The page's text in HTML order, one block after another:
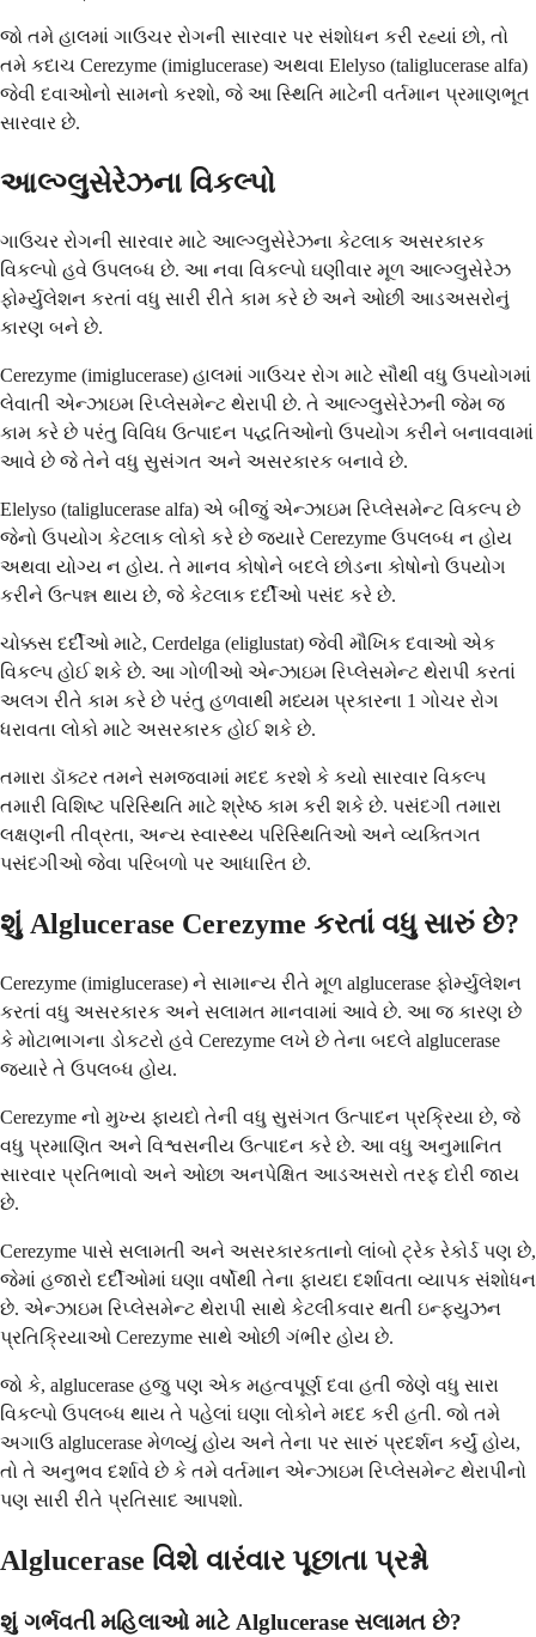
જો તમે હાલમાં ગાઉચર રોગની સારવાર પર સંશોધન કરી રહ્યાં છો, તો
તમે કદાચ Cerezyme (imiglucerase) અથવા Elelyso (taliglucerase alfa)
જેવી દવાઓનો સામનો કરશો, જે આ સ્થિતિ માટેની વર્તમાન પ્રમાણભૂત
સારવાર છે.
આલ્ગ્લુસેરેઝના વિકલ્પો
ગાઉચર રોગની સારવાર માટે આલ્ગ્લુસેરેઝના કેટલાક અસરકારક
વિકલ્પો હવે ઉપલબ્ધ છે. આ નવા વિકલ્પો ઘણીવાર મૂળ આલ્ગ્લુસેરેઝ
ફોર્મ્યુલેશન કરતાં વધુ સારી રીતે કામ કરે છે અને ઓછી આડઅસરોનું
કારણ બને છે.
Cerezyme (imiglucerase) હાલમાં ગાઉચર રોગ માટે સૌથી વધુ ઉપયોગમાં
લેવાતી એન્ઝાઇમ રિપ્લેસમેન્ટ થેરાપી છે. તે આલ્ગ્લુસેરેઝની જેમ જ
કામ કરે છે પરંતુ વિવિધ ઉત્પાદન પદ્ધતિઓનો ઉપયોગ કરીને બનાવવામાં
આવે છે જે તેને વધુ સુસંગત અને અસરકારક બનાવે છે.
Elelyso (taliglucerase alfa) એ બીજું એન્ઝાઇમ રિપ્લેસમેન્ટ વિકલ્પ છે
જેનો ઉપયોગ કેટલાક લોકો કરે છે જ્યારે Cerezyme ઉપલબ્ધ ન હોય
અથવા યોગ્ય ન હોય. તે માનવ કોષોને બદલે છોડના કોષોનો ઉપયોગ
કરીને ઉત્પન્ન થાય છે, જે કેટલાક દર્દીઓ પસંદ કરે છે.
ચોક્કસ દર્દીઓ માટે, Cerdelga (eliglustat) જેવી મૌખિક દવાઓ એક
વિકલ્પ હોઈ શકે છે. આ ગોળીઓ એન્ઝાઇમ રિપ્લેસમેન્ટ થેરાપી કરતાં
અલગ રીતે કામ કરે છે પરંતુ હળવાથી મધ્યમ પ્રકારના 1 ગોચર રોગ
ધરાવતા લોકો માટે અસરકારક હોઈ શકે છે.
તમારા ડૉક્ટર તમને સમજવામાં મદદ કરશે કે કયો સારવાર વિકલ્પ
તમારી વિશિષ્ટ પરિસ્થિતિ માટે શ્રેષ્ઠ કામ કરી શકે છે. પસંદગી તમારા
લક્ષણની તીવ્રતા, અન્ય સ્વાસ્થ્ય પરિસ્થિતિઓ અને વ્યક્તિગત
પસંદગીઓ જેવા પરિબળો પર આધારિત છે.
શું Alglucerase Cerezyme કરતાં વધુ સારું છે?
Cerezyme (imiglucerase) ને સામાન્ય રીતે મૂળ alglucerase ફોર્મ્યુલેશન
કરતાં વધુ અસરકારક અને સલામત માનવામાં આવે છે. આ જ કારણ છે
કે મોટાભાગના ડોકટરો હવે Cerezyme લખે છે તેના બદલે alglucerase
જ્યારે તે ઉપલબ્ધ હોય.
Cerezyme નો મુખ્ય ફાયદો તેની વધુ સુસંગત ઉત્પાદન પ્રક્રિયા છે, જે
વધુ પ્રમાણિત અને વિશ્વસનીય ઉત્પાદન કરે છે. આ વધુ અનુમાનિત
સારવાર પ્રતિભાવો અને ઓછા અનપેક્ષિત આડઅસરો તરફ દોરી જાય
છે.
Cerezyme પાસે સલામતી અને અસરકારકતાનો લાંબો ટ્રેક રેકોર્ડ પણ છે,
જેમાં હજારો દર્દીઓમાં ઘણા વર્ષોથી તેના ફાયદા દર્શાવતા વ્યાપક સંશોધન
છે. એન્ઝાઇમ રિપ્લેસમેન્ટ થેરાપી સાથે કેટલીકવાર થતી ઇન્ફ્યુઝન
પ્રતિક્રિયાઓ Cerezyme સાથે ઓછી ગંભીર હોય છે.
જો કે, alglucerase હજુ પણ એક મહત્વપૂર્ણ દવા હતી જેણે વધુ સારા
વિકલ્પો ઉપલબ્ધ થાય તે પહેલાં ઘણા લોકોને મદદ કરી હતી. જો તમે
અગાઉ alglucerase મેળવ્યું હોય અને તેના પર સારું પ્રદર્શન કર્યું હોય,
તો તે અનુભવ દર્શાવે છે કે તમે વર્તમાન એન્ઝાઇમ રિપ્લેસમેન્ટ થેરાપીનો
પણ સારી રીતે પ્રતિસાદ આપશો.
Alglucerase વિશે વારંવાર પૂછાતા પ્રશ્નો
શું ગર્ભવતી મહિલાઓ માટે Alglucerase સલામત છે?